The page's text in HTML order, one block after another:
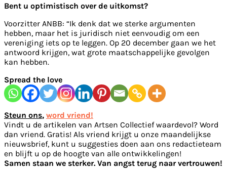
Bent u optimistisch over de uitkomst?
Voorzitter ANBB: “Ik denk dat we sterke argumenten
hebben, maar het is juridisch niet eenvoudig om een
vereniging iets op te leggen. Op 20 december gaan we het
antwoord krijgen, wat grote maatschappelijke gevolgen
kan hebben.
Spread the love
Steun ons, word vriend!
Vindt u de artikelen van Artsen Collectief waardevol? Word
dan vriend. Gratis! Als vriend krijgt u onze maandelijkse
nieuwsbrief, kunt u suggesties doen aan ons redactieteam
en blijft u op de hoogte van alle ontwikkelingen!
Samen staan we sterker. Van angst terug naar vertrouwen!